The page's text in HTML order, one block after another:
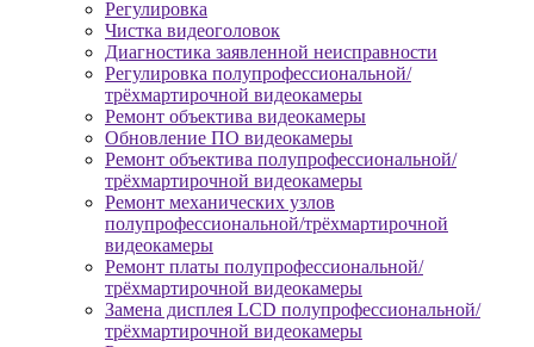
Регулировка
Чистка видеоголовок
Диагностика заявленной неисправности
Регулировка полупрофессиональной/
трёхмартирочной видеокамеры
Ремонт объектива видеокамеры
Обновление ПО видеокамеры
Ремонт объектива полупрофессиональной/
трёхмартирочной видеокамеры
Ремонт механических узлов
полупрофессиональной/трёхмартирочной
видеокамеры
Ремонт платы полупрофессиональной/
трёхмартирочной видеокамеры
Замена дисплея LCD полупрофессиональной/
трёхмартирочной видеокамеры